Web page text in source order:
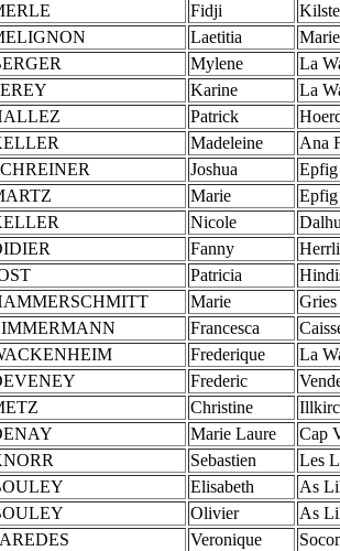
Fidji
Laetitia
Mylene
La
Karine
La
Patrick
Madeleine
Ana
Joshua
Epfig
Marie
Epfig
Nicole
Fanny
Patricia
Marie
Gries
Francesca
Frederique
La
Frederic
Christine
Marie Laure
Cap
Sebastien
Les
Elisabeth
As
Olivier
As
Veronique